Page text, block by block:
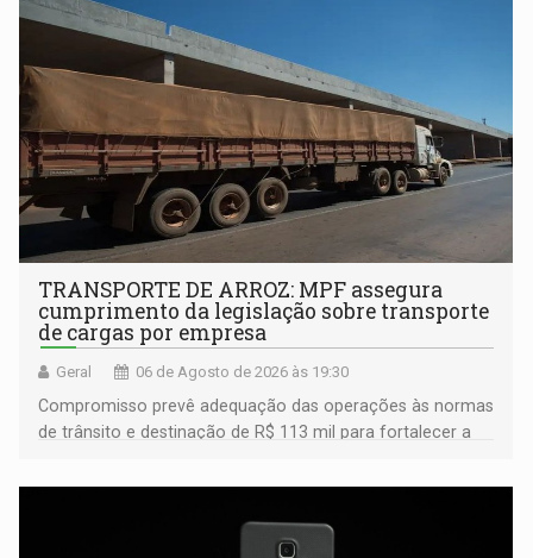
TRANSPORTE DE ARROZ: MPF assegura
cumprimento da legislação sobre transporte
de cargas por empresa
Geral 06 de Agosto de 2026 às 19:30
Compromisso prevê adequação das operações às normas
de trânsito e destinação de R$ 113 mil para fortalecer a